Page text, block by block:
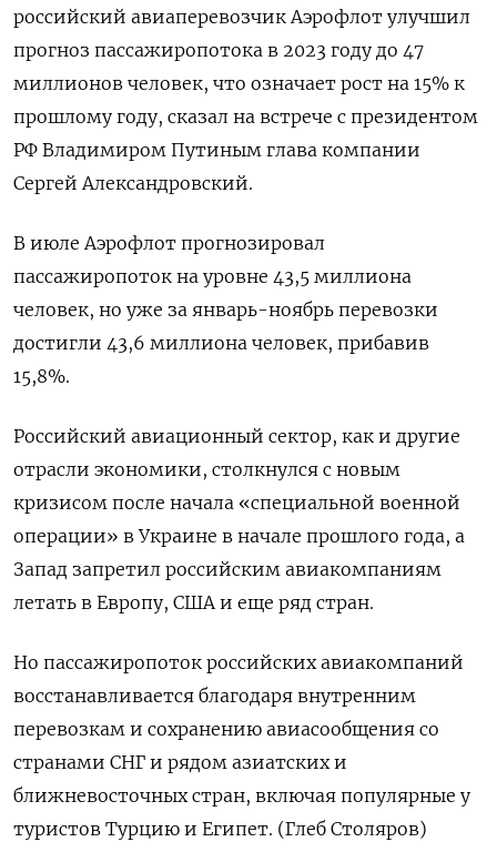
российский авиаперевозчик Аэрофлот улучшил
прогноз пассажиропотока в 2023 году до 47
миллионов человек, что означает рост на 15% к
прошлому году, сказал на встрече с президентом
РФ Владимиром Путиным глава компании
Сергей Александровский.
В июле Аэрофлот прогнозировал
пассажиропоток на уровне 43,5 миллиона
человек, но уже за январь-ноябрь перевозки
достигли 43,6 миллиона человек, прибавив
15,8%.
Российский авиационный сектор, как и другие
отрасли экономики, столкнулся с новым
кризисом после начала «специальной военной
операции» в Украине в начале прошлого года, а
Запад запретил российским авиакомпаниям
летать в Европу, США и еще ряд стран.
Но пассажиропоток российских авиакомпаний
восстанавливается благодаря внутренним
перевозкам и сохранению авиасообщения со
странами СНГ и рядом азиатских и
ближневосточных стран, включая популярные у
туристов Турцию и Египет. (Глеб Столяров)